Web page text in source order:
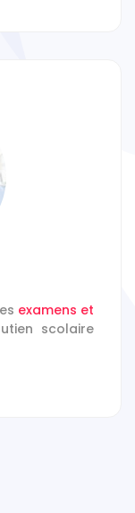
examens et
scolaire